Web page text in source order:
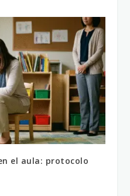
el aula: protocolo